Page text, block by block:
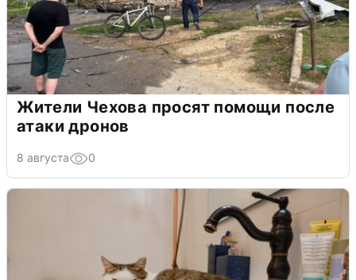
Жители Чехова просят помощи после
атаки дронов
8 августа 0